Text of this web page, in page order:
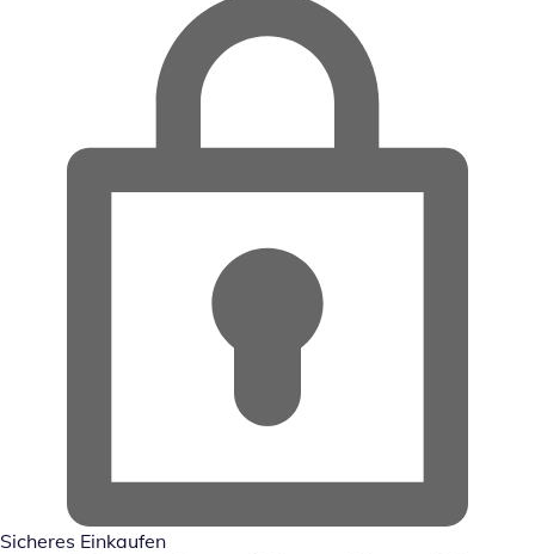
Sicheres Einkaufen